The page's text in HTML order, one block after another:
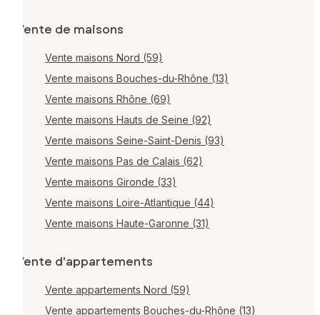
Vente de maisons
Vente maisons Nord (59)
Vente maisons Bouches-du-Rhône (13)
Vente maisons Rhône (69)
Vente maisons Hauts de Seine (92)
Vente maisons Seine-Saint-Denis (93)
Vente maisons Pas de Calais (62)
Vente maisons Gironde (33)
Vente maisons Loire-Atlantique (44)
Vente maisons Haute-Garonne (31)
Vente d'appartements
Vente appartements Nord (59)
Vente appartements Bouches-du-Rhône (13)